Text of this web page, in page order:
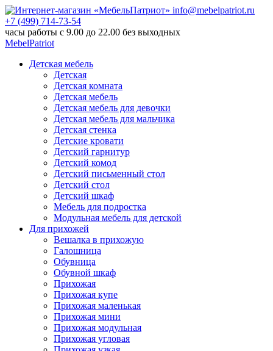
info@mebelpatriot.ru
+7 (499) 714-73-54
часы работы с 9.00 до 22.00 без выходных
MebelPatriot
Детская мебель
Детская
Детская комната
Детская мебель
Детская мебель для девочки
Детская мебель для мальчика
Детская стенка
Детские кровати
Детский гарнитур
Детский комод
Детский письменный стол
Детский стол
Детский шкаф
Мебель для подростка
Модульная мебель для детской
Для прихожей
Вешалка в прихожую
Галошница
Обувница
Обувной шкаф
Прихожая
Прихожая купе
Прихожая маленькая
Прихожая мини
Прихожая модульная
Прихожая угловая